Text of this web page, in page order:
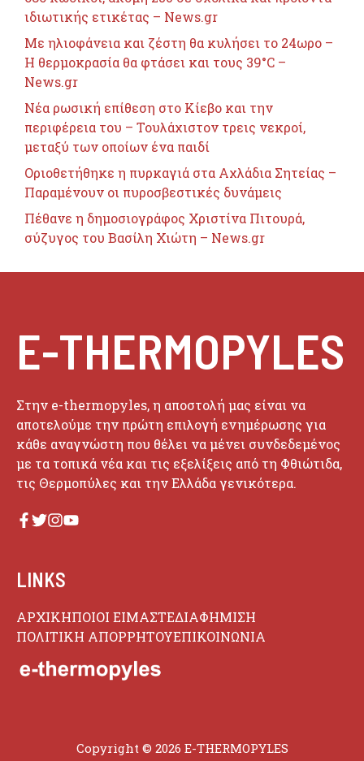
ιδιωτικής ετικέτας – News.gr
Με ηλιοφάνεια και ζέστη θα κυλήσει το 24ωρο –
Η θερμοκρασία θα φτάσει και τους 39°C –
News.gr
Nέα ρωσική επίθεση στο Κίεβο και την
περιφέρεια του – Τουλάχιστον τρεις νεκροί,
μεταξύ των οποίων ένα παιδί
Οριοθετήθηκε η πυρκαγιά στα Αχλάδια Σητείας –
Παραμένουν οι πυροσβεστικές δυνάμεις
Πέθανε η δημοσιογράφος Χριστίνα Πιτουρά,
σύζυγος του Βασίλη Χιώτη – News.gr
E-THERMOPYLES
Στην e-thermopyles, η αποστολή μας είναι να
αποτελούμε την πρώτη επιλογή ενημέρωσης για
κάθε αναγνώστη που θέλει να μένει συνδεδεμένος
με τα τοπικά νέα και τις εξελίξεις από τη Φθιώτιδα,
τις Θερμοπύλες και την Ελλάδα γενικότερα.
LINKS
ΑΡΧΙΚΗΠΟΙΟΙ ΕΙΜΑΣΤΕΔΙΑΦΗΜΙΣΗ
ΠΟΛΙΤΙΚΗ ΑΠΟΡΡΗΤΟΥΕΠΙΚΟΙΝΩΝΙΑ
Copyright © 2026 E-THERMOPYLES